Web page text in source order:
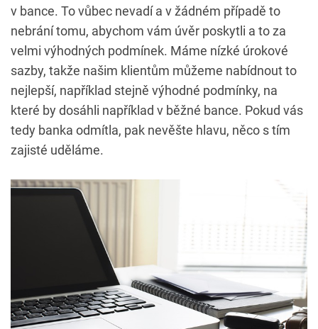
v bance. To vůbec nevadí a v žádném případě to
nebrání tomu, abychom vám úvěr poskytli a to za
velmi výhodných podmínek. Máme nízké úrokové
sazby, takže našim klientům můžeme nabídnout to
nejlepší, například stejně výhodné podmínky, na
které by dosáhli například v běžné bance. Pokud vás
tedy banka odmítla, pak nevěšte hlavu, něco s tím
zajisté uděláme.